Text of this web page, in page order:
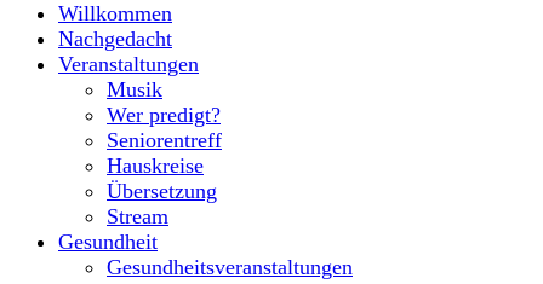
Willkommen
Nachgedacht
Veranstaltungen
Musik
Wer predigt?
Seniorentreff
Hauskreise
Übersetzung
Stream
Gesundheit
Gesundheitsveranstaltungen